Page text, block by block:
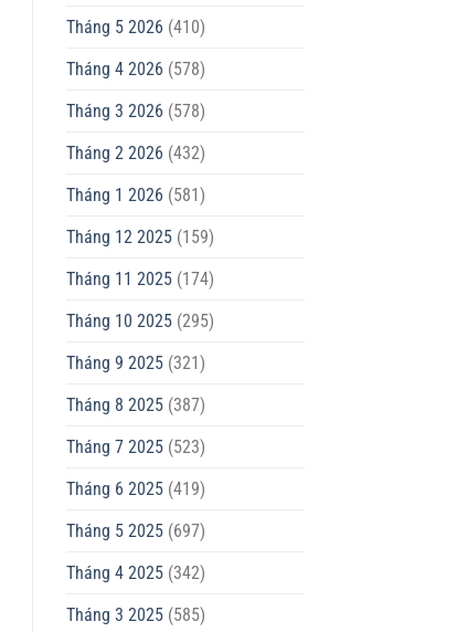
Tháng 5 2026 (410)
Tháng 4 2026 (578)
Tháng 3 2026 (578)
Tháng 2 2026 (432)
Tháng 1 2026 (581)
Tháng 12 2025(159)
Tháng 11 2025(174)
Tháng 10 2025(295)
Tháng 9 2025(321)
Tháng 8 2025(387)
Tháng 7 2025(523)
Tháng 6 2025(419)
Tháng 5 2025(697)
Tháng 4 2025(342)
Tháng 3 2025(585)